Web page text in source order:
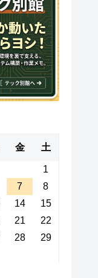
金 土
1
7
8
14
15
21
22
28
29